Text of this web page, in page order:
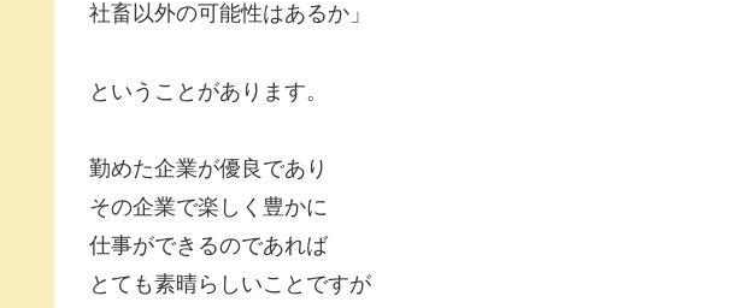
社畜以外の可能性はあるか」
ということがあります。
勤めた企業が優良であり
その企業で楽しく豊かに
仕事ができるのであれば
とても素晴らしいことですが